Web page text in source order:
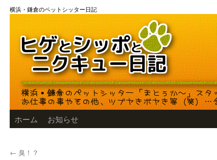
ン
テ
ン
ツ
へ
ス
キ
ッ
プ
横浜・鎌倉のペットシッター日記
ホーム お知らせ
← 臭！？